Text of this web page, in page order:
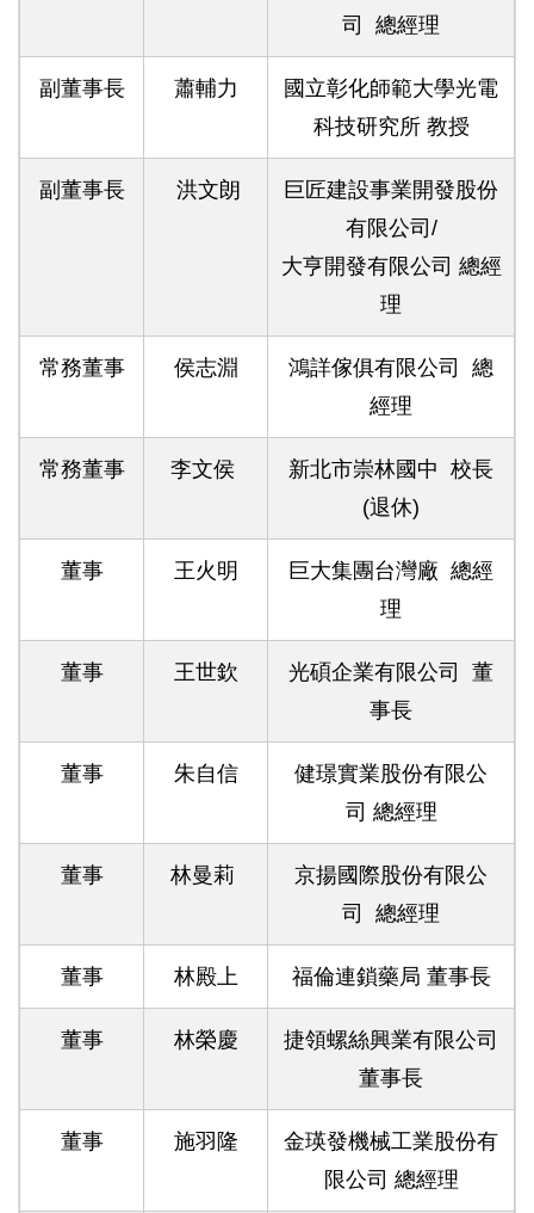
司 總經理
副董事長 蕭輔力
國立彰化師範大學光電
科技研究所 教授
副董事長 洪文朗
巨匠建設事業開發股份
有限公司/
大亨開發有限公司 總經
理
常務董事 侯志淵
鴻詳傢俱有限公司 總
經理
常務董事 李文侯
新北市崇林國中 校長
(退休)
董事 王火明
巨大集團台灣廠 總經
理
董事 王世欽
光碩企業有限公司 董
事長
董事 朱自信
健璟實業股份有限公
司 總經理
董事 林曼莉
京揚國際股份有限公
司 總經理
董事 林殿上 福倫連鎖藥局 董事長
董事 林榮慶
捷領螺絲興業有限公司
董事長
董事 施羽隆
金瑛發機械工業股份有
限公司 總經理